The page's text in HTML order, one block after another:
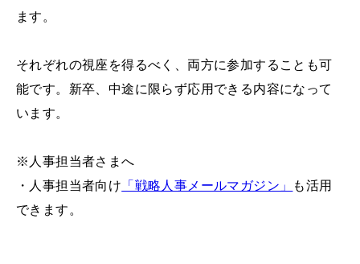
ます。
それぞれの視座を得るべく、両方に参加することも可
能です。新卒、中途に限らず応用できる内容になって
います。
※人事担当者さまへ
・人事担当者向け 「戦略人事メールマガジン」
も活用
できます。